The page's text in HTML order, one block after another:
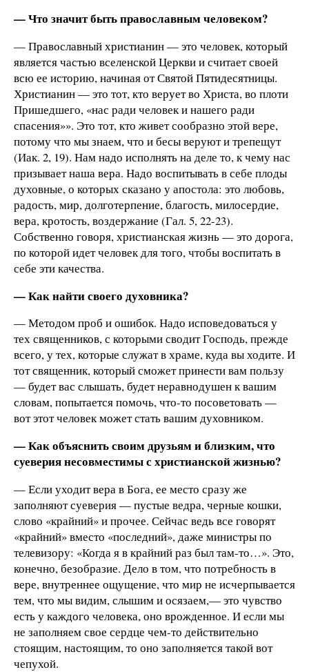
— Что значит быть православным человеком?
— Православный христианин — это человек, который
является частью вселенской Церкви и считает своей
всю ее историю, начиная от Святой Пятидесятницы.
Христианин — это тот, кто верует во Христа, во плоти
Пришедшего, «нас ради человек и нашего ради
спасения»». Это тот, кто живет сообразно этой вере,
потому что мы знаем, что и бесы веруют и трепещут
(Иак. 2, 19). Нам надо исполнять на деле то, к чему нас
призывает наша вера. Надо воспитывать в себе плоды
духовные, о которых сказано у апостола: это любовь,
радость, мир, долготерпение, благость, милосердие,
вера, кротость, воздержание (Гал. 5, 22-23).
Собственно говоря, христианская жизнь — это дорога,
по которой идет человек для того, чтобы воспитать в
себе эти качества.
— Как найти своего духовника?
— Методом проб и ошибок. Надо исповедоваться у
тех священников, с которыми сводит Господь, прежде
всего, у тех, которые служат в храме, куда вы ходите. И
тот священник, который сможет принести вам пользу
— будет вас слышать, будет неравнодушен к вашим
словам, попытается помочь, что-то посоветовать —
вот этот человек может стать вашим духовником.
— Как объяснить своим друзьям и близким, что
суеверия несовместимы с христианской жизнью?
— Если уходит вера в Бога, ее место сразу же
заполняют суеверия — пустые ведра, черные кошки,
слово «крайний» и прочее. Сейчас ведь все говорят
«крайний» вместо «последний», даже министры по
телевизору: «Когда я в крайний раз был там-то…». Это,
конечно, безобразие. Дело в том, что потребность в
вере, внутреннее ощущение, что мир не исчерпывается
тем, что мы видим, слышим и осязаем,— это чувство
есть у каждого человека, оно врожденное. И если мы
не заполняем свое сердце чем-то действительно
стоящим, настоящим, то оно заполняется такой вот
чепухой.